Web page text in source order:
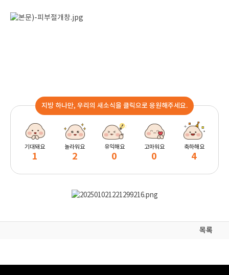
지방 하나만, 우리의 새소식을 클릭으로 응원해주세요.
기대돼요
1
놀라워요
2
유익해요
0
고마워요
0
축하해요
4
목록